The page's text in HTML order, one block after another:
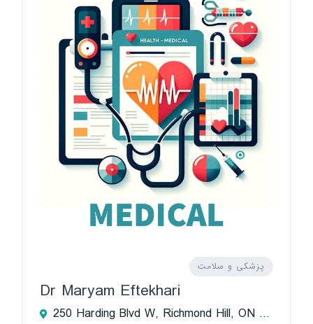
پزشکی و سلامت
Dr Maryam Eftekhari
250 Harding Blvd W, Richmond Hill, ON L4C 9M7, Canada